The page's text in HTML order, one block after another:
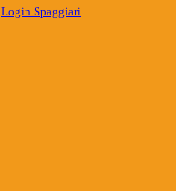
Login Spaggiari